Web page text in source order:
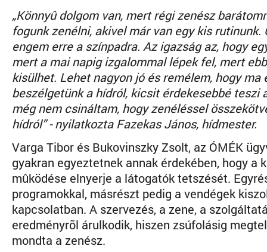
„Könnyû dolgom van, mert régi zenész
fogunk zenélni, akivel már van egy kis rutinunk.
engem erre a színpadra. Az igazság az, hogy
mert a mai napig izgalommal lépek fel, mert
kisülhet. Lehet nagyon jó és remélem, hogy ma
beszélgetünk a hídról, kicsit érdekesebbé teszi
még nem csináltam, hogy zenéléssel
hídról” - nyilatkozta Fazekas János, hídmester.
Varga Tibor és Bukovinszky Zsolt, az ÓMÉK
gyakran egyeztetnek annak érdekében, hogy a
mûködése elnyerje a látogatók tetszését.
programokkal, másrészt pedig a vendégek
kapcsolatban. A szervezés, a zene, a
eredményrõl árulkodik, hiszen zsúfolásig
mondta a zenész.